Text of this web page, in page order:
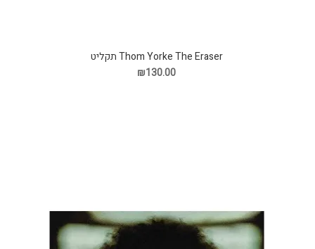
Thom Yorke The Eraser תקליט
₪130.00